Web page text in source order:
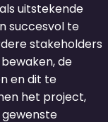
uitstekende
succesvol te
stakeholders
de
en dit te
het project,